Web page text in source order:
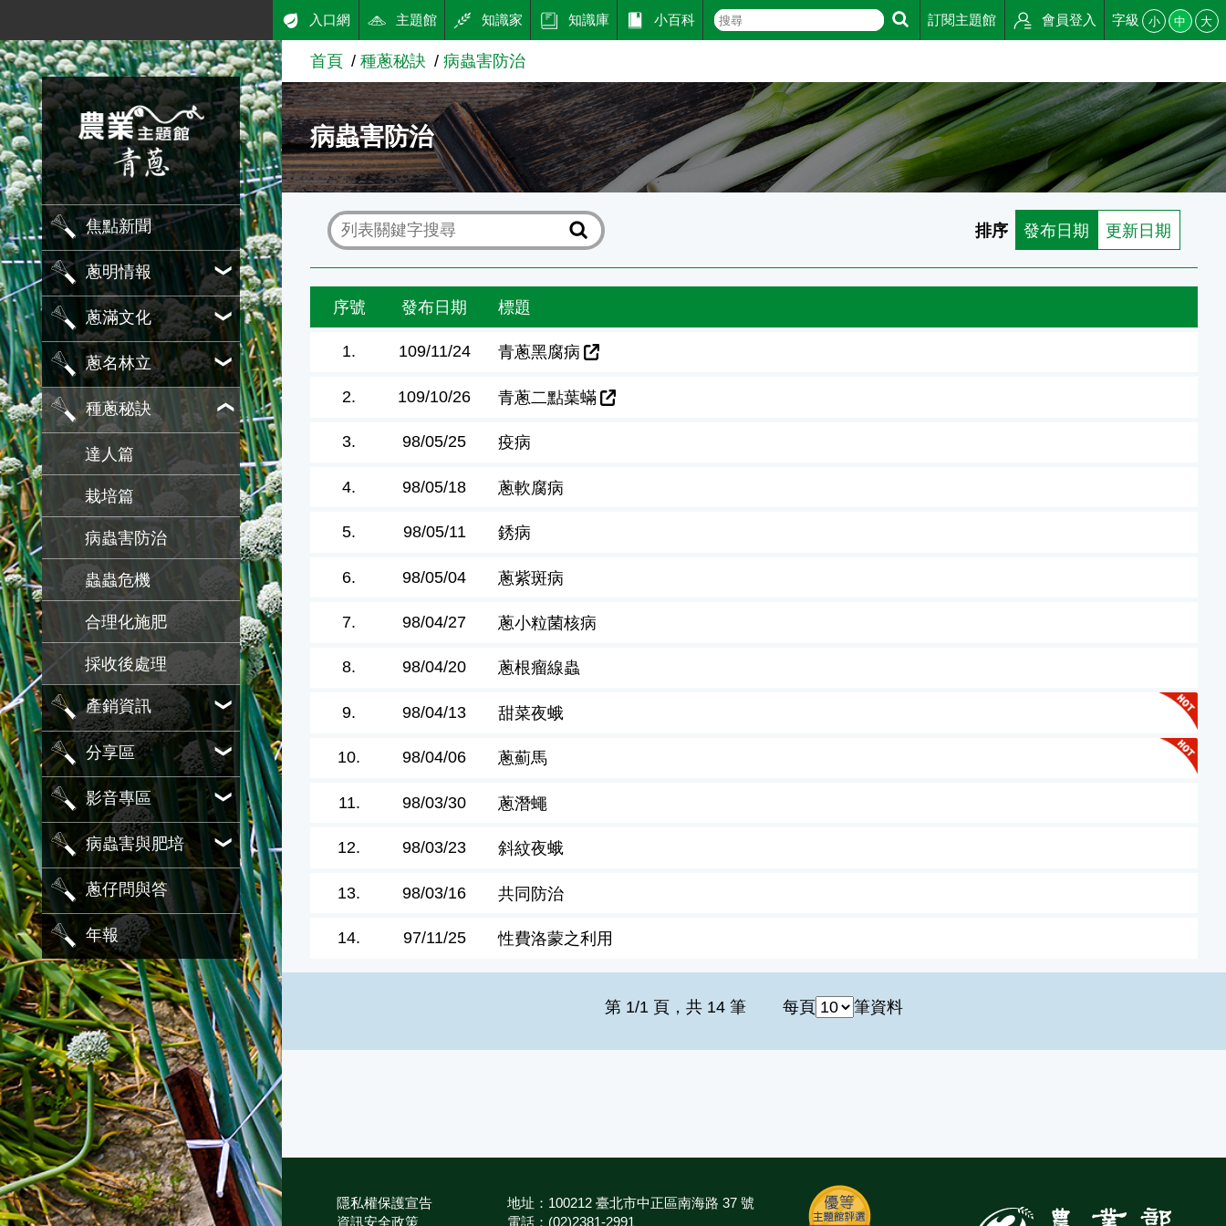
跳到主要內容
農業知識入口網
焦點新聞
蔥明情報
蔥滿文化
蔥名林立
種蔥秘訣
達人篇
栽培篇
病蟲害防治
蟲蟲危機
合理化施肥
採收後處理
產銷資訊
分享區
影音專區
病蟲害與肥培
蔥仔問與答
年報
入口網 主題館 知識家 知識庫 小百科 訂閱主題館 會員登入 字級 小 中 大
首頁 種蔥秘訣 病蟲害防治
病蟲害防治
排序 發布日期 更新日期
序號 發布日期 標題
1. 109/11/24 青蔥黑腐病
2. 109/10/26 青蔥二點葉蟎
3. 98/05/25 疫病
4. 98/05/18 蔥軟腐病
5. 98/05/11 銹病
6. 98/05/04 蔥紫斑病
7. 98/04/27 蔥小粒菌核病
8. 98/04/20 蔥根瘤線蟲
9. 98/04/13 甜菜夜蛾
10. 98/04/06 蔥薊馬
11. 98/03/30 蔥潛蠅
12. 98/03/23 斜紋夜蛾
13. 98/03/16 共同防治
14. 97/11/25 性費洛蒙之利用
第 1/1 頁，共 14 筆 每頁 筆資料
隱私權保護宣告
資訊安全政策
地址：100212 臺北市中正區南海路 37 號
電話：(02)2381-2991